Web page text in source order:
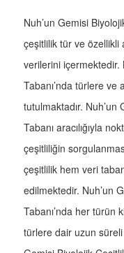
Nuh’un Gemisi
çeşitlilik tür ve
verilerini içermektedir.
Tabanı’nda türlere
tutulmaktadır.
Tabanı aracılığıyla
çeşitliliğin
çeşitlilik hem veri
edilmektedir. Nuh’un
Tabanı’nda her türün
türlere dair uzun süreli